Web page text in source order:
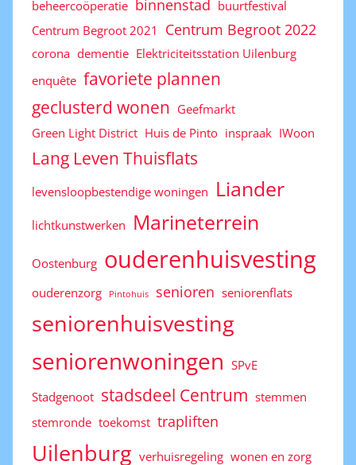
beheercoöperatie binnenstad buurtfestival
Centrum Begroot 2021
Centrum Begroot 2022
corona dementie Elektriciteitsstation Uilenburg
enquête favoriete plannen
geclusterd wonen Geefmarkt
Green Light District Huis de Pinto inspraak IWoon
Lang Leven Thuisflats
levensloopbestendige woningen Liander
lichtkunstwerken Marineterrein
Oostenburg ouderenhuisvesting
ouderenzorg Pintohuis senioren seniorenflats
seniorenhuisvesting
seniorenwoningen SPvE
Stadgenoot stadsdeel Centrum stemmen
stemronde toekomst trapliften
Uilenburg verhuisregeling wonen en zorg